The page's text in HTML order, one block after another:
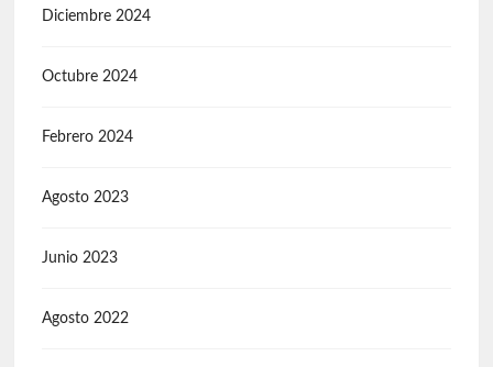
Diciembre 2024
Octubre 2024
Febrero 2024
Agosto 2023
Junio 2023
Agosto 2022